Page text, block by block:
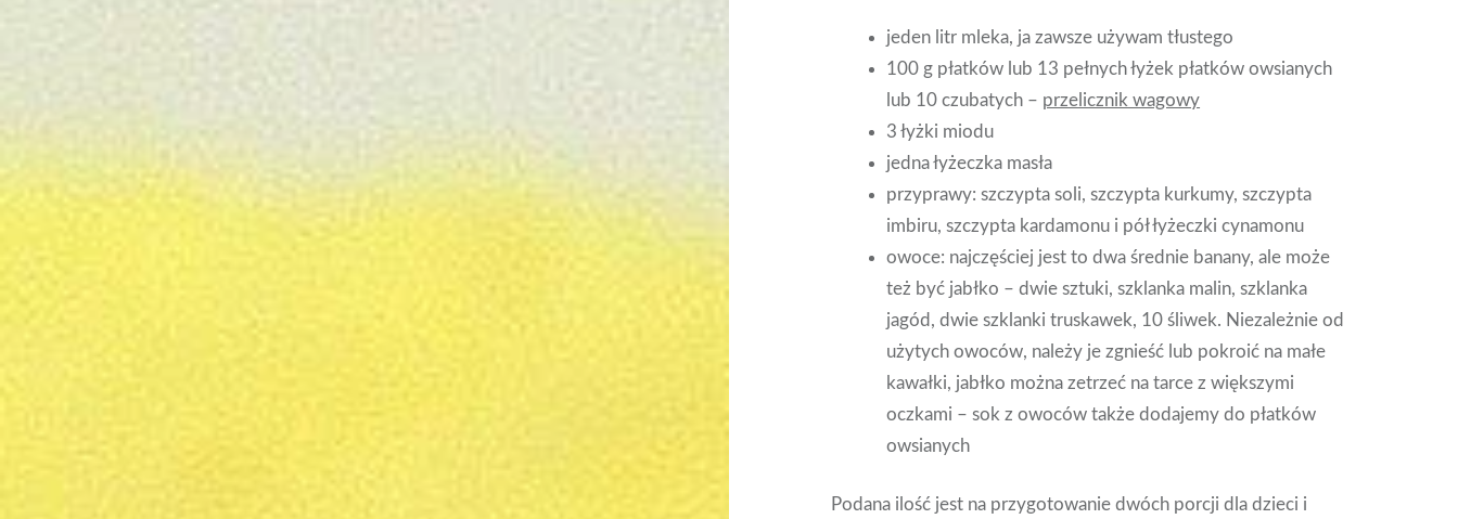
jeden litr mleka, ja zawsze używam tłustego
100 g płatków lub 13 pełnych łyżek płatków owsianych
lub 10 czubatych – przelicznik wagowy
3 łyżki miodu
jedna łyżeczka masła
przyprawy: szczypta soli, szczypta kurkumy, szczypta
imbiru, szczypta kardamonu i pół łyżeczki cynamonu
owoce: najczęściej jest to dwa średnie banany, ale może
też być jabłko – dwie sztuki, szklanka malin, szklanka
jagód, dwie szklanki truskawek, 10 śliwek. Niezależnie od
użytych owoców, należy je zgnieść lub pokroić na małe
kawałki, jabłko można zetrzeć na tarce z większymi
oczkami – sok z owoców także dodajemy do płatków
owsianych
Podana ilość jest na przygotowanie dwóch porcji dla dzieci i